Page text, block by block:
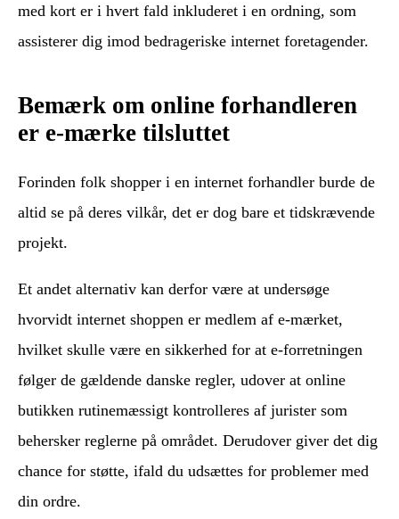
med kort er i hvert fald inkluderet i en ordning, som
assisterer dig imod bedrageriske internet foretagender.
Bemærk om online forhandleren
er e-mærke tilsluttet
Forinden folk shopper i en internet forhandler burde de
altid se på deres vilkår, det er dog bare et tidskrævende
projekt.
Et andet alternativ kan derfor være at undersøge
hvorvidt internet shoppen er medlem af e-mærket,
hvilket skulle være en sikkerhed for at e-forretningen
følger de gældende danske regler, udover at online
butikken rutinemæssigt kontrolleres af jurister som
behersker reglerne på området. Derudover giver det dig
chance for støtte, ifald du udsættes for problemer med
din ordre.